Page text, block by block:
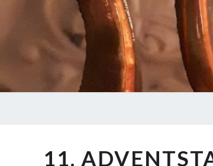
ADVENTSTAG
11.